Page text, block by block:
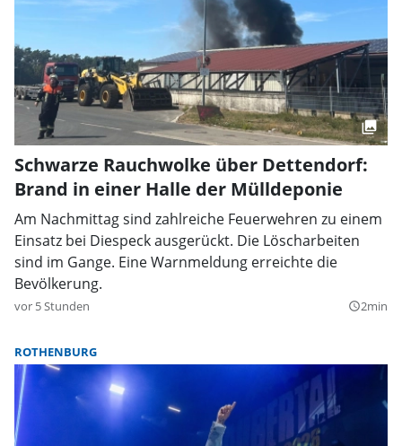
Schwarze Rauchwolke über Dettendorf:
Brand in einer Halle der Mülldeponie
Am Nachmittag sind zahlreiche Feuerwehren zu einem
Einsatz bei Diespeck ausgerückt. Die Löscharbeiten
sind im Gange. Eine Warnmeldung erreichte die
Bevölkerung.
vor 5 Stunden query_builder2min
ROTHENBURG